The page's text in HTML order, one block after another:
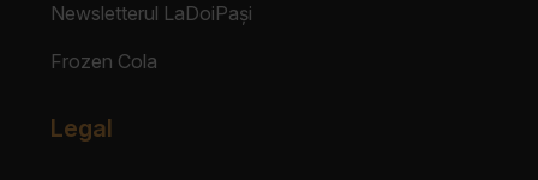
Newsletterul LaDoiPași
Frozen Cola
Legal